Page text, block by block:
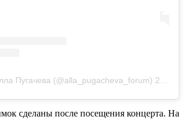
Пугачева (@alla_pugacheva_forum) 20 Янв 2019 в 8:53 PST
сделаны после посещения концерта. На